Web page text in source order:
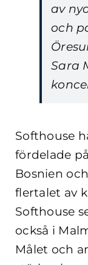
av
och
Sara
Softhouse
fördelade
Bosnien
flertalet av
Softhouse
också i
Målet och